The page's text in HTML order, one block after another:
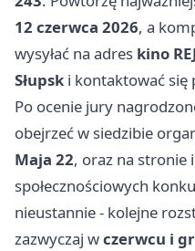
12 czerwca 2026, a
wysyłać na adres kino
Słupsk i kontaktować się
Po ocenie jury
obejrzeć w siedzibie
Maja 22, oraz na stronie
społecznościowych
nieustannie - kolejne
zazwyczaj wczerwcu i